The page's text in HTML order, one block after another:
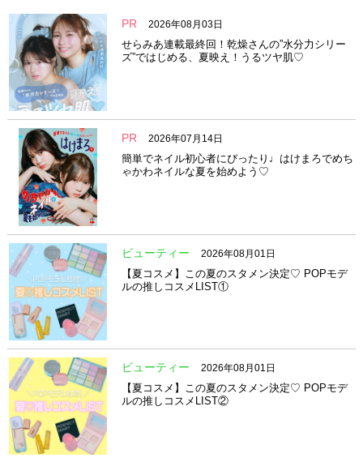
PR 2026年08月03日
せらみあ連載最終回！乾燥さんの”水分力シリー
ズ”ではじめる、夏映え！うるツヤ肌♡
PR 2026年07月14日
簡単でネイル初心者にぴったり♩はけまろでめち
ゃかわネイルな夏を始めよう♡
ビューティー 2026年08月01日
【夏コスメ】この夏のスタメン決定♡ POPモデ
ルの推しコスメLIST①
ビューティー 2026年08月01日
【夏コスメ】この夏のスタメン決定♡ POPモデ
ルの推しコスメLIST②